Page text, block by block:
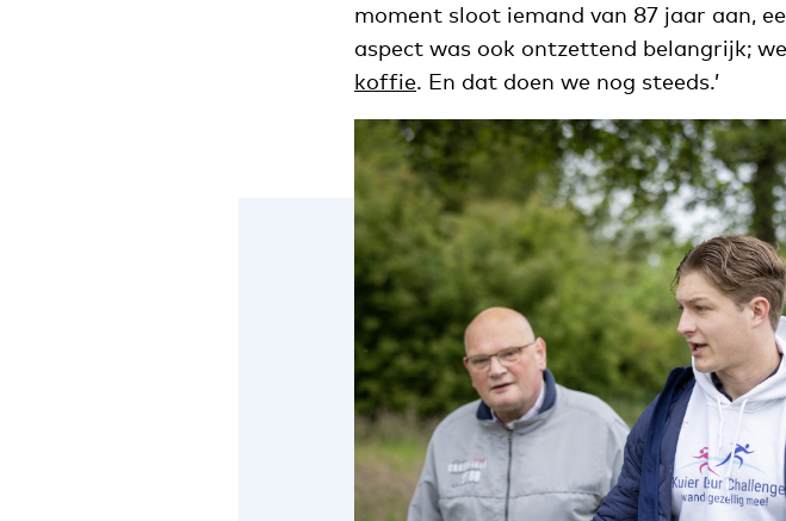
moment sloot iemand van 87 jaar aan,
aspect was ook ontzettend belangrijk;
koffie. En dat doen we nog steeds.’